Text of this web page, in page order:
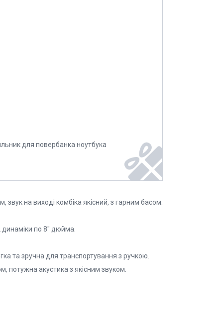
для повербанка ноутбука
на виході комбіка якісний, з гарним басом.
динаміки по 8" дюйма.
та зручна для транспортування з ручкою.
потужна акустика з якісним звуком.